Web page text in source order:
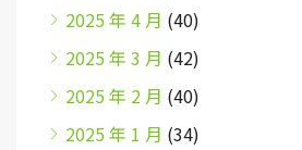
2025 年 4 月 (40)
2025 年 3 月 (42)
2025 年 2 月 (40)
2025 年 1 月 (34)